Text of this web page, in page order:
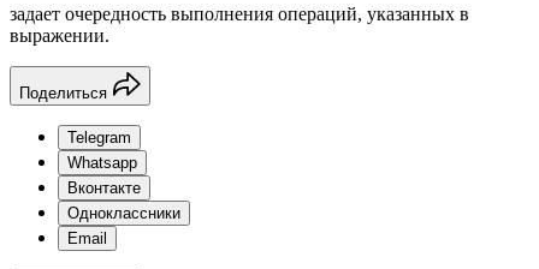
задает очередность выполнения операций, указанных в
выражении.
Поделиться
Telegram
Whatsapp
Вконтакте
Одноклассники
Email